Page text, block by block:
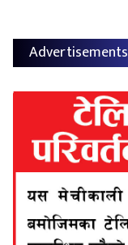
Advertisements